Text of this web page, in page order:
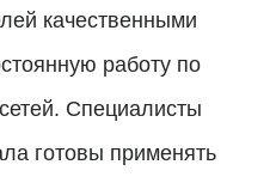
качественными
работу по
Специалисты
готовы применять